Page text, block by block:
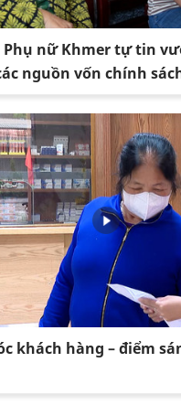
Phụ nữ Khmer tự tin
nguồn vốn chính
khách hàng – điểm